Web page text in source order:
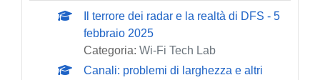
Il terrore dei radar e la realtà di DFS - 5
febbraio 2025
Categoria: Wi-Fi Tech Lab
Canali: problemi di larghezza e altri